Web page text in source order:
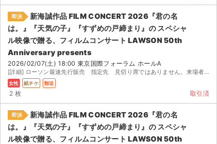
即決
新海誠作品 FILM CONCERT 2026『君の名
は。』『天気の子』『すずめの戸締まり』の スペシャ
ル映像で贈る、フィルムコンサート LAWSON 50th
Anniversary presents
2026/02/07(土) 18:00 東京国際フォーラム ホールA
[詳細] ローソン最速先行販売 指定先 見切り席ではありません。来場者特典付き / 発券し即日レタ...
女性 紙チケ 郵送
2 枚 取引済
即決
新海誠作品 FILM CONCERT 2026『君の名
は。』『天気の子』『すずめの戸締まり』の スペシャ
ル映像で贈る、フィルムコンサート LAWSON 50th